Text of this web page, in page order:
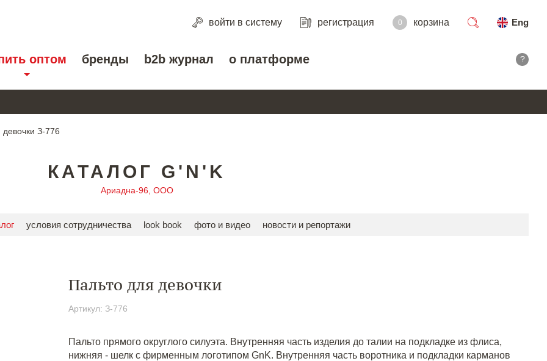
войти в систему регистрация 0 корзина
Eng
оптом бренды b2b журнал о платформе ?
девочки З-776
КАТАЛОГ G'N'K
Ариадна-96, ООО
условия сотрудничества look book фото и видео новости и репортажи
Пальто для девочки
Артикул: З-776
Пальто прямого округлого силуэта. Внутренняя часть изделия до талии на подкладке из флиса,
нижняя - шелк с фирменным логотипом GnK. Внутренняя часть воротника и подкладки карманов